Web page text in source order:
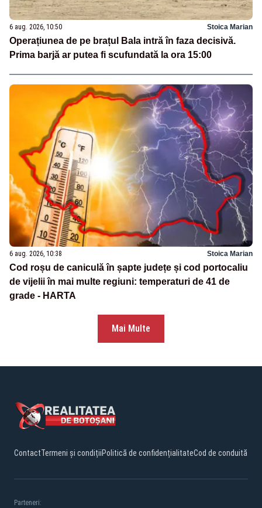
6 aug. 2026, 10:50 Stoica Marian
Operațiunea de pe brațul Bala intră în faza decisivă.
Prima barjă ar putea fi scufundată la ora 15:00
6 aug. 2026, 10:38 Stoica Marian
Cod roșu de caniculă în șapte județe și cod portocaliu
de vijelii în mai multe regiuni: temperaturi de 41 de
grade - HARTA
Mai Multe
ContactTermeni și condițiiPolitică de confidențialitateCod de conduită
Parteneri: